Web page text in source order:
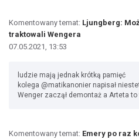
Komentowany temat: Ljungberg:
traktowali Wengera
07.05.2021, 13:53
ludzie mają jednak krótką pamięć
kolega @matikanonier napisał
Wenger zaczął demontaż a Arteta to
Komentowany temat: Emery po raz